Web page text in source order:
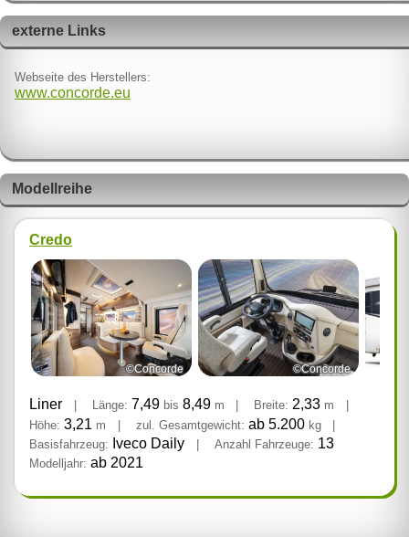
externe Links
Webseite des Herstellers:
www.concorde.eu
Modellreihe
Credo
©Concorde ©Concorde
Liner Länge: 7,49 bis 8,49 m Breite: 2,33 m
Höhe: 3,21 m | zul. Gesamtgewicht: ab 5.200 kg
|
Basisfahrzeug: Iveco Daily Anzahl Fahrzeuge: 13
Modelljahr: ab 2021